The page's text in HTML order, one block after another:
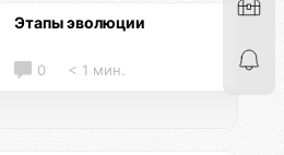
Этапы эволюции
0 < 1 мин.